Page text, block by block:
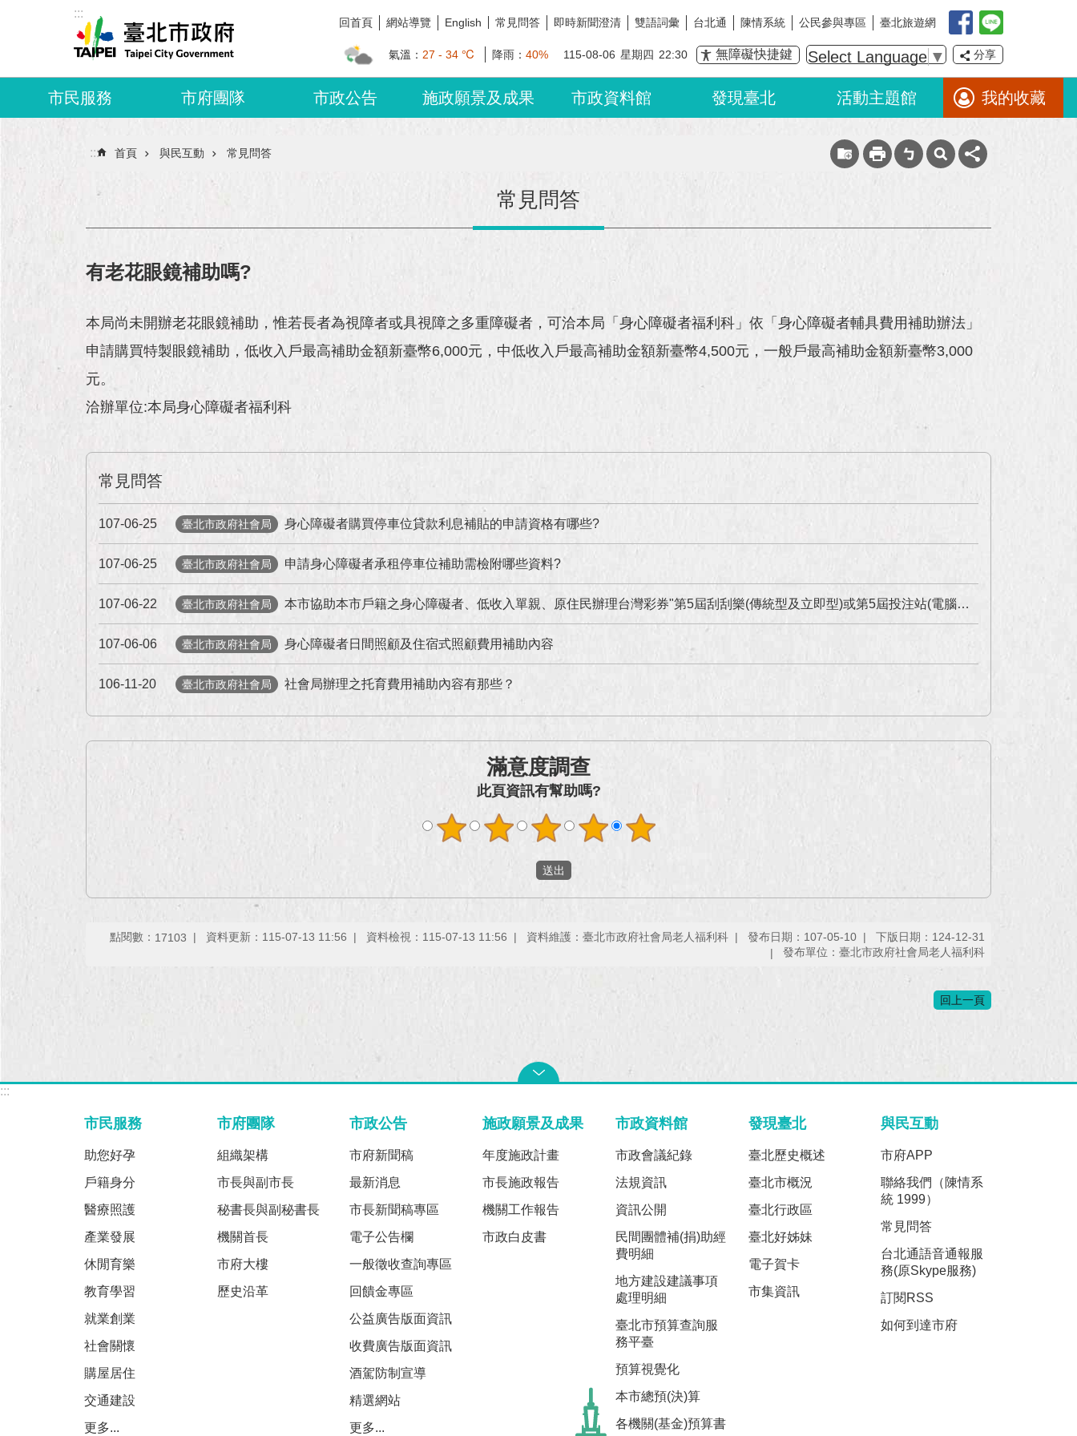
跳到主要內容區塊
:::
回首頁 網站導覽 English 常見問答 即時新聞澄清 雙語詞彙 台北通 陳情系統 公民參與專區 臺北旅遊網
氣溫： 27 - 34 ℃ 降雨： 40% 115-08-06 星期四 22:30 無障礙快捷鍵 Select Language ▼ 分享
市民服務 市府團隊 市政公告 施政願景及成果 市政資料館 發現臺北 活動主題館 我的收藏
::: 首頁 與民互動 常見問答
常見問答
有老花眼鏡補助嗎?
本局尚未開辦老花眼鏡補助，惟若長者為視障者或具視障之多重障礙者，可洽本局「身心障礙者福利科」依「身心障礙者輔具費用補助辦法」
申請購買特製眼鏡補助，低收入戶最高補助金額新臺幣6,000元，中低收入戶最高補助金額新臺幣4,500元，一般戶最高補助金額新臺幣3,000
元。
洽辦單位:本局身心障礙者福利科
常見問答
107-06-25 臺北市政府社會局 身心障礙者購買停車位貸款利息補貼的申請資格有哪些?
107-06-25 臺北市政府社會局 申請身心障礙者承租停車位補助需檢附哪些資料?
107-06-22 臺北市政府社會局 本市協助本市戶籍之身心障礙者、低收入單親、原住民辦理台灣彩券"第5屆刮刮樂(傳統型及立即型)或第5屆投注站(電腦型)有關「第5屆公益彩券經銷商第一階段資格審查證明書」之認證單位？
107-06-06 臺北市政府社會局 身心障礙者日間照顧及住宿式照顧費用補助內容
106-11-20 臺北市政府社會局 社會局辦理之托育費用補助內容有那些？
滿意度調查
此頁資訊有幫助嗎?
點閱數： 17103 資料更新：115-07-13 11:56 資料檢視：115-07-13 11:56 資料維護：臺北市政府社會局老人福利科 發布日期：107-05-10
下版日期：124-12-31
發布單位：臺北市政府社會局老人福利科
回上一頁
:::
市民服務
助您好孕
戶籍身分
醫療照護
產業發展
休閒育樂
教育學習
就業創業
社會關懷
購屋居住
交通建設
更多...
市府團隊
組織架構
市長與副市長
秘書長與副秘書長
機關首長
市府大樓
歷史沿革
市政公告
市府新聞稿
最新消息
市長新聞稿專區
電子公告欄
一般徵收查詢專區
回饋金專區
公益廣告版面資訊
收費廣告版面資訊
酒駕防制宣導
精選網站
更多...
施政願景及成果
年度施政計畫
市長施政報告
機關工作報告
市政白皮書
市政資料館
市政會議紀錄
法規資訊
資訊公開
民間團體補(捐)助經
費明細
地方建設建議事項
處理明細
臺北市預算查詢服
務平臺
預算視覺化
本市總預(決)算
各機關(基金)預算書
發現臺北
臺北歷史概述
臺北市概況
臺北行政區
臺北好姊妹
電子賀卡
市集資訊
與民互動
市府APP
聯絡我們（陳情系
統 1999）
常見問答
台北通語音通報服
務(原Skype服務)
訂閱RSS
如何到達市府